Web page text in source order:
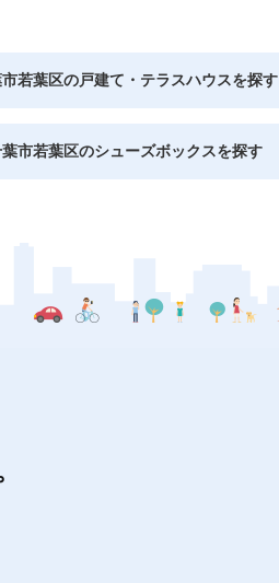
若葉区の戸建て・テラスハウスを探す
市若葉区のシューズボックスを探す